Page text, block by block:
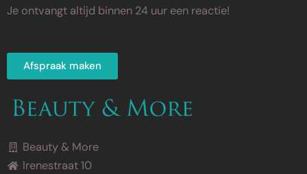
Je ontvangt altijd binnen 24 uur een reactie!
Afspraak maken
Beauty & More
Irenestraat 10